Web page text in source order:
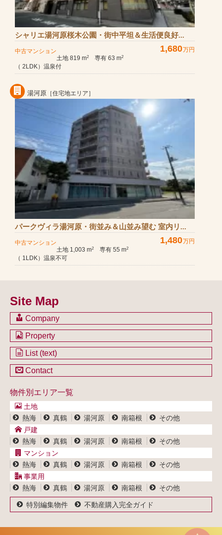
シャリエ湯河原桜木公園・街中平坦＆生活便良好...
中古マンション 1,680万円
土地 819 m2 専有 63 m2
（ 2LDK）温泉付
湯河原 ［住宅地エリア］
パークヴィラ湯河原・街並み＆山並み望む 室内リ...
中古マンション 1,480万円
土地 1,003 m2 専有 55 m2
（ 1LDK）温泉不可
Site Map
Company
会社のご案内
不動産を購入したい方
不動産を売却したい方
不動産買取システム
Property
土地一覧
戸建一覧
マンション一覧
事業用物件一覧
List (text)
土地一覧
マンション一覧
事業用物件一覧
Contact
ブログ
プライバシーポリシー
サイトポリシー
物件別エリア一覧
土地
熱海
真鶴 湯河原 南箱根
その他
戸建
熱海
真鶴 湯河原 南箱根
その他
マンション
熱海
真鶴 湯河原 南箱根
その他
事業用
熱海
真鶴 湯河原 南箱根 その他
特別編集物件 不動産購入完全ガイド